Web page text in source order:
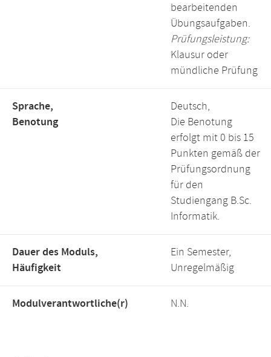
bearbeitenden
Übungsaufgaben.
Prüfungsleistung:
Klausur oder
mündliche Prüfung
Sprache,
Benotung
Deutsch,
Die Benotung
erfolgt mit 0 bis 15
Punkten gemäß der
Prüfungsordnung
für den
Studiengang B.Sc.
Informatik.
Dauer des Moduls,
Häufigkeit
Ein Semester,
Unregelmäßig
Modulverantwortliche(r) N.N.